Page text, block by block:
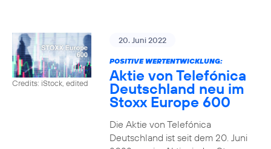
Credits: iStock, edited
20. Juni 2022
POSITIVE WERTENTWICKLUNG:
Aktie von Telefónica
Deutschland neu im
Stoxx Europe 600
Die Aktie von Telefónica
Deutschland ist seit dem 20. Juni